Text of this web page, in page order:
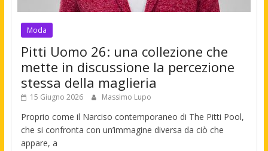
Moda
Pitti Uomo 26: una collezione che
mette in discussione la percezione
stessa della maglieria
15 Giugno 2026 Massimo Lupo
Proprio come il Narciso contemporaneo di The Pitti Pool,
che si confronta con un’immagine diversa da ciò che
appare, a